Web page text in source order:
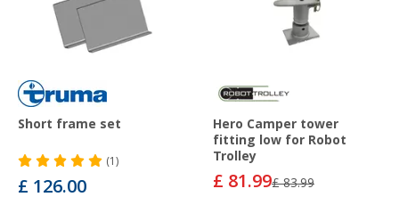
Short frame set
(1)
£ 126.00
Hero Camper tower
fitting low for Robot
Trolley
£ 81.99£ 83.99